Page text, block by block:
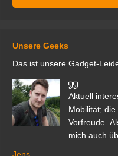
Unsere Geeks
Das ist unsere Gadget-
Aktuell
Mobilität;
Vorfreude.
mich auch